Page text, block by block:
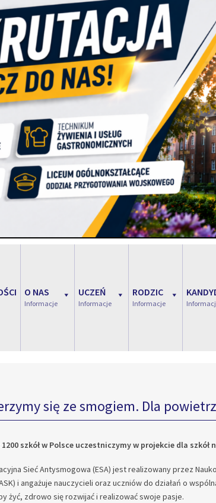
O NAS
Informacje
UCZEŃ
Informacje
RODZIC
Informacje
się ze smogiem. Dla
szkół w Polsce uczestniczymy w projekcie dla szkół
Sieć Antysmogowa (ESA) jest realizowany przez
i angażuje nauczycieli oraz uczniów do działań o
żyć, zdrowo się rozwijać i realizować swoje pasje.